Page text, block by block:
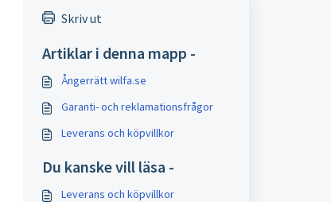
Skriv ut
Artiklar i denna mapp -
Ångerrätt wilfa.se
Garanti- och reklamationsfrågor
Leverans och köpvillkor
Du kanske vill läsa -
Leverans och köpvillkor